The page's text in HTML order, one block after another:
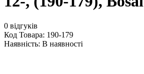
0 відгуків
Код Товара: 190-179
Наявність: В наявності